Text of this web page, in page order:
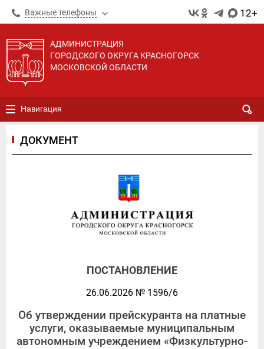
Важные телефоны 12+
АДМИНИСТРАЦИЯ
ГОРОДСКОГО ОКРУГА КРАСНОГОРСК
МОСКОВСКОЙ ОБЛАСТИ
Навигация
ДОКУМЕНТ
ПОСТАНОВЛЕНИЕ
26.06.2026 № 1596/6
Об утверждении прейскуранта на платные
услуги, оказываемые муниципальным
автономным учреждением «Физкультурно-